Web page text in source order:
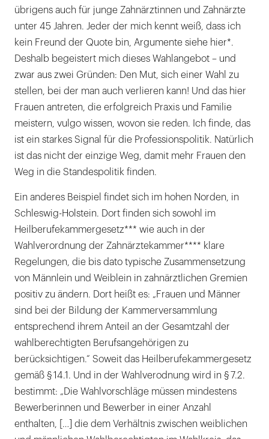
übrigens auch für junge Zahnärztinnen und Zahnärzte
unter 45 Jahren. Jeder der mich kennt weiß, dass ich
kein Freund der Quote bin, Argumente siehe hier*.
Deshalb begeistert mich dieses Wahlangebot – und
zwar aus zwei Gründen: Den Mut, sich einer Wahl zu
stellen, bei der man auch verlieren kann! Und das hier
Frauen antreten, die erfolgreich Praxis und Familie
meistern, vulgo wissen, wovon sie reden. Ich finde, das
ist ein starkes Signal für die Professionspolitik. Natürlich
ist das nicht der einzige Weg, damit mehr Frauen den
Weg in die Standespolitik finden.
Ein anderes Beispiel findet sich im hohen Norden, in
Schleswig-Holstein. Dort finden sich sowohl im
Heilberufekammergesetz*** wie auch in der
Wahlverordnung der Zahnärztekammer**** klare
Regelungen, die bis dato typische Zusammensetzung
von Männlein und Weiblein in zahnärztlichen Gremien
positiv zu ändern. Dort heißt es: „Frauen und Männer
sind bei der Bildung der Kammerversammlung
entsprechend ihrem Anteil an der Gesamtzahl der
wahlberechtigten Berufsangehörigen zu
berücksichtigen.“ Soweit das Heilberufekammergesetz
gemäß § 14.1. Und in der Wahlverodnung wird in § 7.2.
bestimmt: „Die Wahlvorschläge müssen mindestens
Bewerberinnen und Bewerber in einer Anzahl
enthalten, […] die dem Verhältnis zwischen weiblichen